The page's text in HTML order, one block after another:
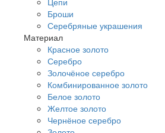
Броши
Серебряные украшения
Материал
Красное золото
Серебро
Золочёное серебро
Комбинированное золото
Белое золото
Желтое золото
Чернёное серебро